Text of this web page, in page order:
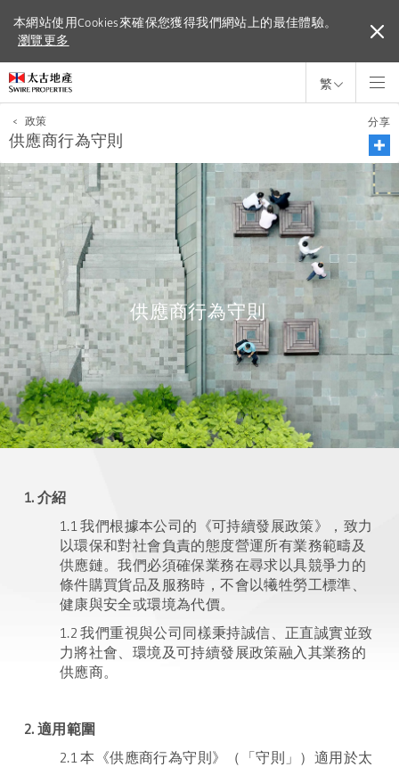
本網站使用Cookies來確保您獲得我們網站上的最佳體驗。
瀏覽更多
本網站使用Cookies來確保您獲得我們網站上的最佳體驗。
瀏覽更多
繁
< 政策
供應商行為守則
分享
供應商行為守則
1. 介紹
1.1 我們根據本公司的《可持續發展政策》，致力
以環保和對社會負責的態度營運所有業務範疇及
供應鏈。我們必須確保業務在尋求以具競爭力的
條件購買貨品及服務時，不會以犧牲勞工標準、
健康與安全或環境為代價。
1.2 我們重視與公司同樣秉持誠信、正直誠實並致
力將社會、環境及可持續發展政策融入其業務的
供應商。
2. 適用範圍
2.1 本《供應商行為守則》（「守則」）適用於太